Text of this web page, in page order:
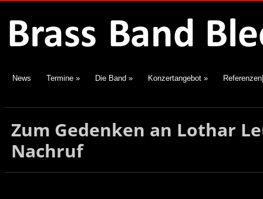
News Termine » Die Band » Konzertangebot »
Zum Gedenken an Lothar
Nachruf